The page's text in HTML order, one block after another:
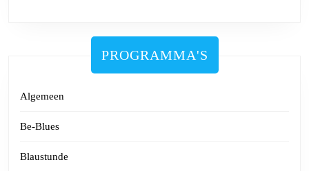
PROGRAMMA'S
Algemeen
Be-Blues
Blaustunde